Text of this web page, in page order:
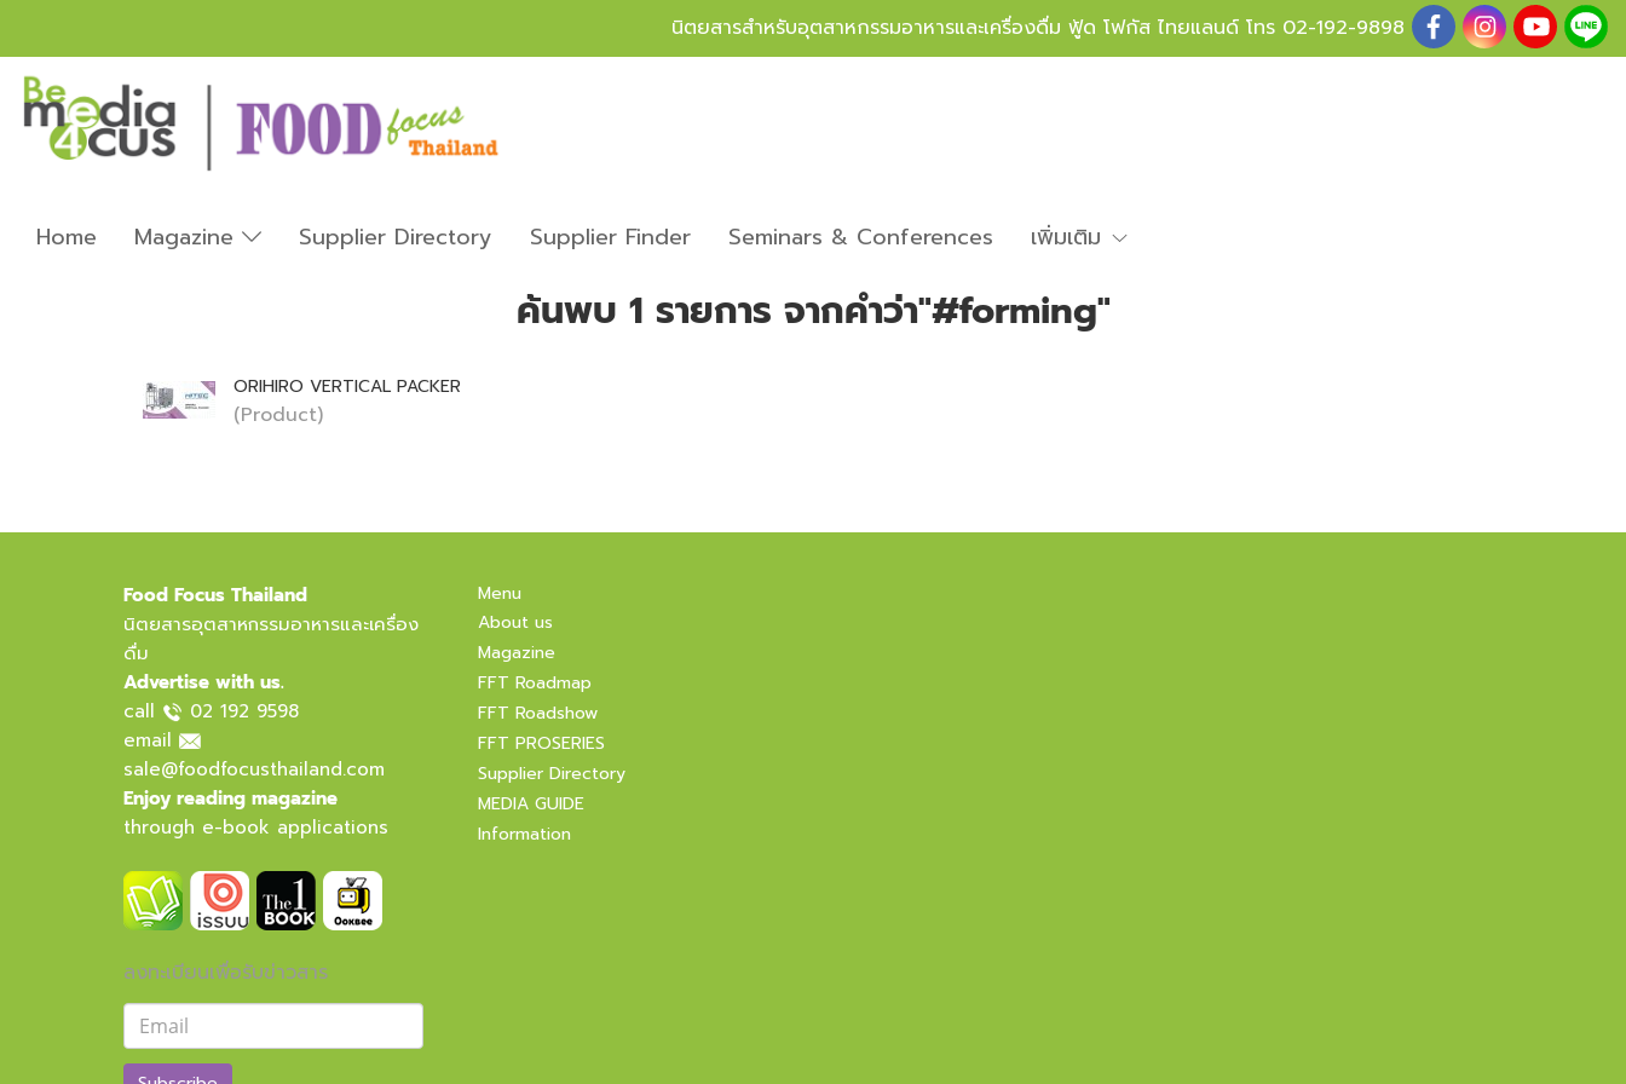
นิตยสารสำหรับอุตสาหกรรมอาหารและเครื่องดื่ม ฟู้ด โฟกัส ไทยแลนด์ โทร 02-192-9898
Home Magazine Supplier Directory Supplier Finder Seminars & Conferences เพิ่มเติม
ค้นพบ 1 รายการ จากคำว่า"#forming"
ORIHIRO VERTICAL PACKER
(Product)
Food Focus Thailand
นิตยสารอุตสาหกรรมอาหารและเครื่อง
ดื่ม
Advertise with us.
call
02 192 9598
email
sale@foodfocusthailand.com
Enjoy reading magazine
through e-book applications
ลงทะเบียนเพื่อรับข่าวสาร
Menu
About us
Magazine
FFT Roadmap
FFT Roadshow
FFT PROSERIES
Supplier Directory
MEDIA GUIDE
Information